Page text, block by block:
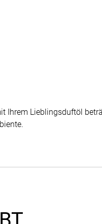
Ihrem Lieblingsduftöl